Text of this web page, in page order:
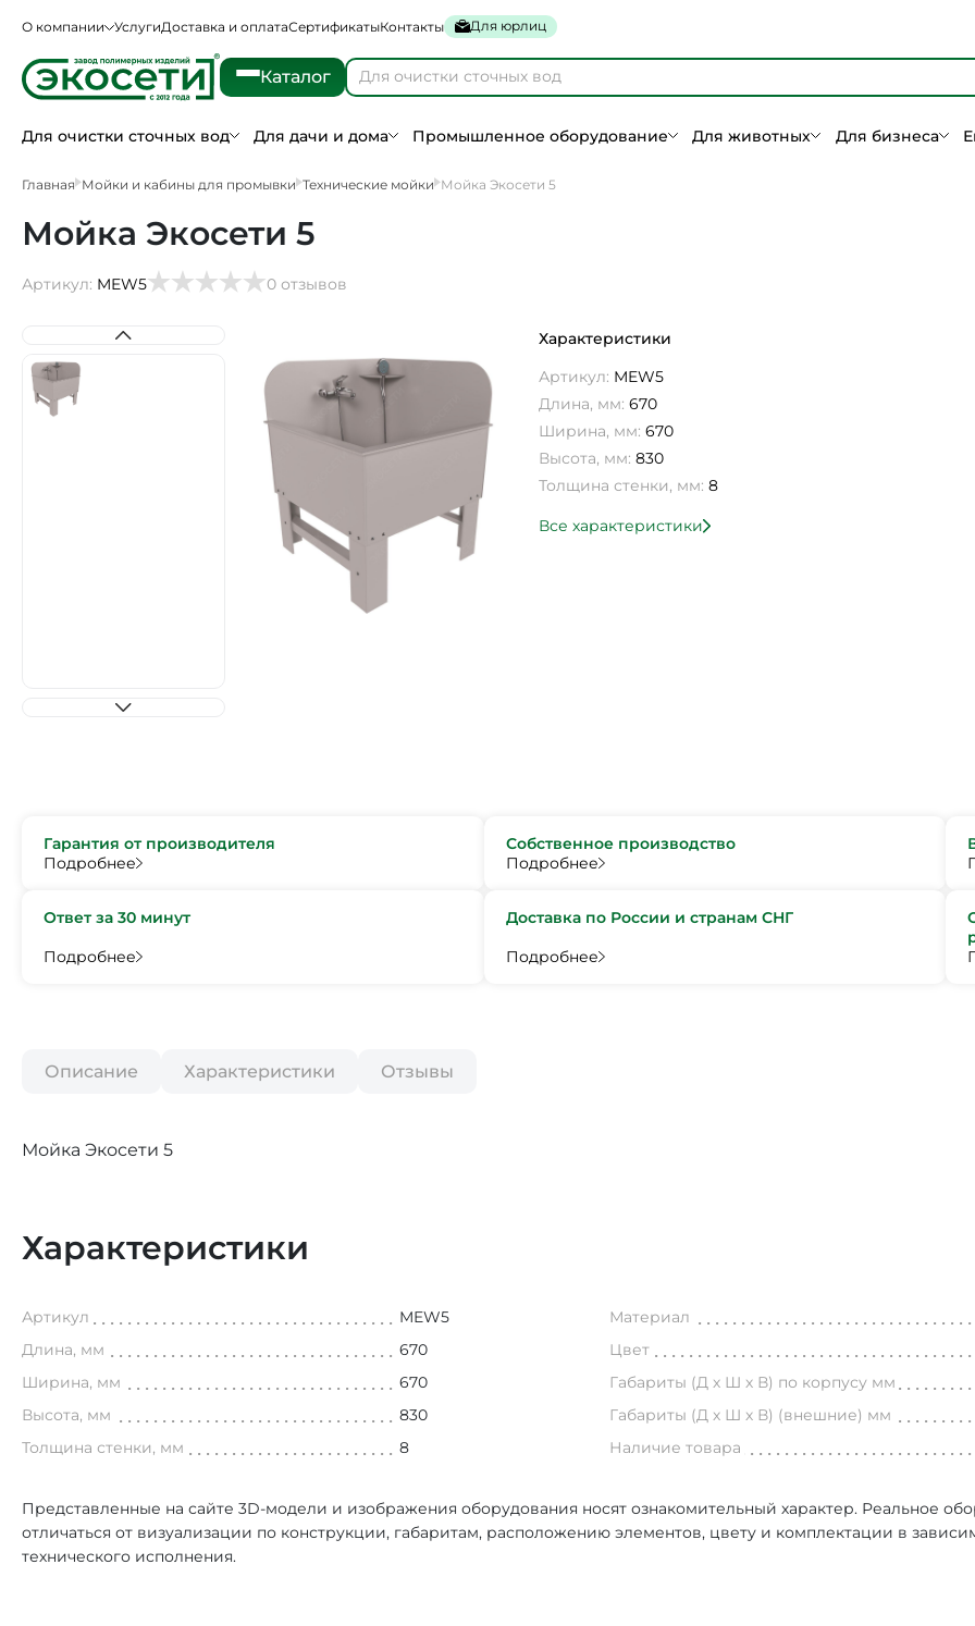
О компании УслугиДоставка и оплатаСертификатыКонтакты Для юрлиц
Каталог
Для очистки сточных вод Для дачи и дома Промышленное оборудование Для животных Для бизнеса
Главная Мойки и кабины для промывки Технические мойки Мойка Экосети 5
Мойка Экосети 5
Артикул: MEW5 0 отзывов
Характеристики
Артикул: MEW5
Длина, мм: 670
Ширина, мм: 670
Высота, мм: 830
Толщина стенки, мм: 8
Все характеристики
Гарантия от производителя
Подробнее
Собственное производство
Подробнее
Ответ за 30 минут
Подробнее
Доставка по России и странам СНГ
Подробнее
Описание Характеристики Отзывы
Мойка Экосети 5
Характеристики
Артикул
MEW5
Длина, мм
670
Ширина, мм
670
Высота, мм
830
Толщина стенки, мм
8
Материал
Цвет
Габариты (Д х Ш х В) по корпусу мм
Габариты (Д х Ш х В) (внешние) мм
Наличие товара
Представленные на сайте 3D-модели и изображения оборудования носят ознакомительный характер. Реальное
отличаться от визуализации по конструкции, габаритам, расположению элементов, цвету и комплектации в
технического исполнения.